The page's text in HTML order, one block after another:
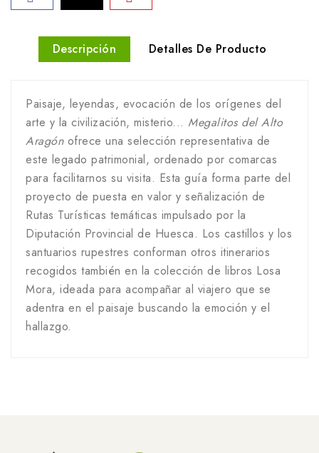
Descripción Detalles De Producto
Paisaje, leyendas, evocación de los orígenes del
arte y la civilización, misterio... Megalitos del Alto
Aragónofrece una selección representativa de
este legado patrimonial, ordenado por comarcas
para facilitarnos su visita. Esta guía forma parte del
proyecto de puesta en valor y señalización de
Rutas Turísticas temáticas impulsado por la
Diputación Provincial de Huesca. Los castillos y los
santuarios rupestres conforman otros itinerarios
recogidos también en la colección de libros Losa
Mora, ideada para acompañar al viajero que se
adentra en el paisaje buscando la emoción y el
hallazgo.